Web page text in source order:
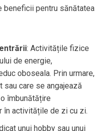
beneficii pentru sănătatea
: Activitățile fizice
de energie,
oboseala. Prin urmare,
sau care se angajează
îmbunătățire
în activitățile de zi cu zi.
unui hobby sau unui